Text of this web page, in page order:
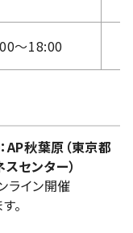
～18:00
秋葉原（東京都
センター）
ライン開催
。